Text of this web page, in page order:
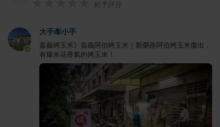
給予評分
大手牽小手
嘉義烤玉米》嘉義阿伯烤玉米｜新榮路阿伯烤玉米復出，
有爆米花香氣的烤玉米！